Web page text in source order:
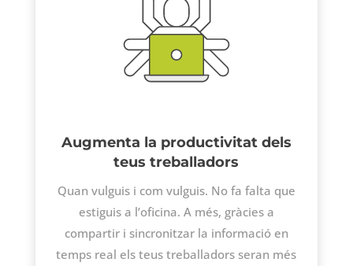
Augmenta la productivitat dels
teus treballadors
Quan vulguis i com vulguis. No fa falta que
estiguis a l’oficina. A més, gràcies a
compartir i sincronitzar la informació en
temps real els teus treballadors seran més